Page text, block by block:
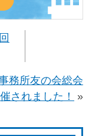
務所友の会総会
されました！
»